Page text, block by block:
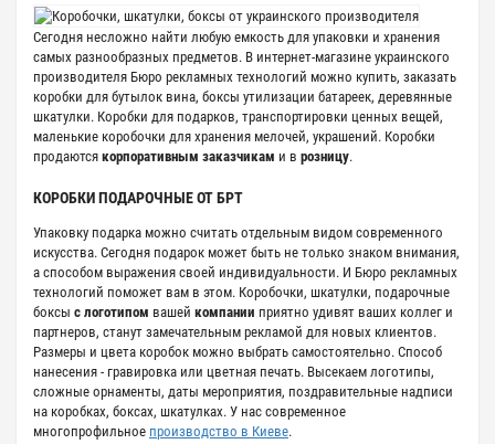
Сегодня несложно найти любую емкость для упаковки и хранения
самых разнообразных предметов. В интернет-магазине украинского
производителя Бюро рекламных технологий можно купить, заказать
коробки для бутылок вина, боксы утилизации батареек, деревянные
шкатулки. Коробки для подарков, транспортировки ценных вещей,
маленькие коробочки для хранения мелочей, украшений. Коробки
продаются корпоративным заказчикам и в розницу.
КОРОБКИ ПОДАРОЧНЫЕ ОТ БРТ
Упаковку подарка можно считать отдельным видом современного
искусства. Сегодня подарок может быть не только знаком внимания,
а способом выражения своей индивидуальности. И Бюро рекламных
технологий поможет вам в этом. Коробочки, шкатулки, подарочные
боксы с логотипом вашей компании приятно удивят ваших коллег и
партнеров, станут замечательным рекламой для новых клиентов.
Размеры и цвета коробок можно выбрать самостоятельно. Способ
нанесения - гравировка или цветная печать. Высекаем логотипы,
сложные орнаменты, даты мероприятия, поздравительные надписи
на коробках, боксах, шкатулках. У нас современное
многопрофильное производство в Киеве.